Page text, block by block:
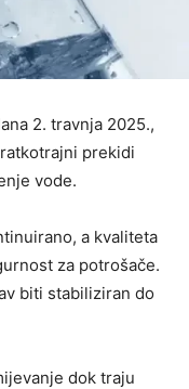
2. travnja 2025.,
prekidi
vode.
a kvaliteta
za potrošače.
biti stabiliziran do
dok traju